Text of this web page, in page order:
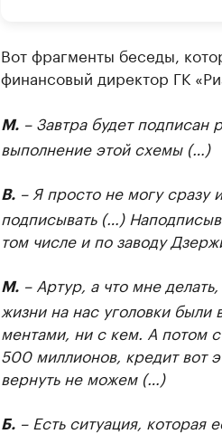
Вот фрагменты беседы,
финансовый директор ГК
М.– Завтра будет подписан
выполнение этой схемы (…)
В.– Я просто не могу сразу
подписывать (…)
том числе и по заводу
М.– Артур, а что мне
жизни на нас уголовки
ментами, ни с кем. А потом
500 миллионов, кредит вот
вернуть не можем (…)
Б.– Есть ситуация, которая